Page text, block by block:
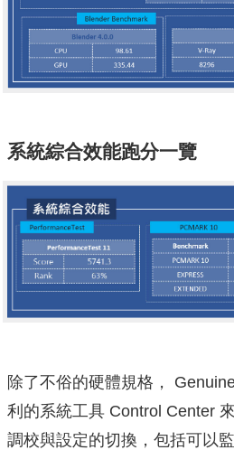
系統綜合效能跑分一覽
除了不俗的硬體規格，
利的系統工具 Control Center
調校與設定的切換，包括可以